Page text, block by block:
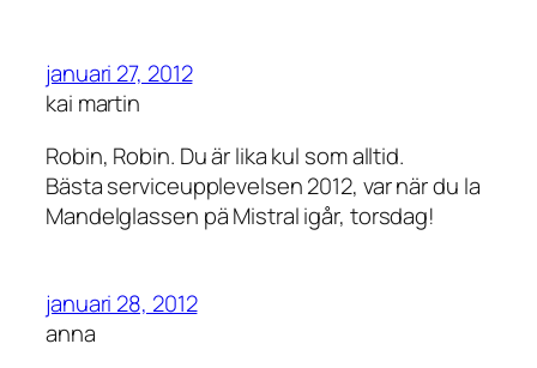
januari 27, 2012
kai martin
Robin, Robin. Du är lika kul som alltid.
Bästa serviceupplevelsen 2012, var när du la
Mandelglassen pä Mistral igår, torsdag!
januari 28, 2012
anna